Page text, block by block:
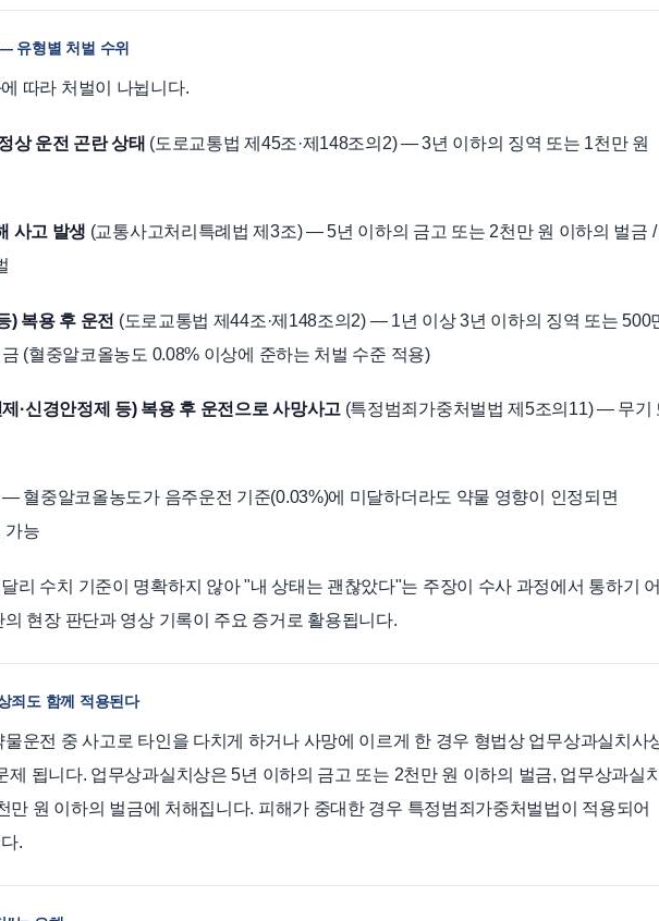
유형별 처벌 수위
따라 처벌이 나뉩니다.
상 운전 곤란 상태 (도로교통법 제45조·제148조의2) — 3년 이하의 징역 또는 1천만 원
사고 발생 (교통사고처리특례법 제3조) — 5년 이하의 금고 또는 2천만 원 이하의 벌금 /
) 복용 후 운전 (도로교통법 제44조·제148조의2) — 1년 이상 3년 이하의 징역 또는 500
(혈중알코올농도 0.08% 이상에 준하는 처벌 수준 적용)
·신경안정제 등) 복용 후 운전으로 사망사고 (특정범죄가중처벌법 제5조의11) — 무기
— 혈중알코올농도가 음주운전 기준(0.03%)에 미달하더라도 약물 영향이 인정되면
가능
리 수치 기준이 명확하지 않아 "내 상태는 괜찮았다"는 주장이 수사 과정에서 통하기
현장 판단과 영상 기록이 주요 증거로 활용됩니다.
죄도 함께 적용된다
물운전 중 사고로 타인을 다치게 하거나 사망에 이르게 한 경우 형법상 업무상과실치사
제 됩니다. 업무상과실치상은 5년 이하의 금고 또는 2천만 원 이하의 벌금, 업무상과실
만 원 이하의 벌금에 처해집니다. 피해가 중대한 경우 특정범죄가중처벌법이 적용되어
.